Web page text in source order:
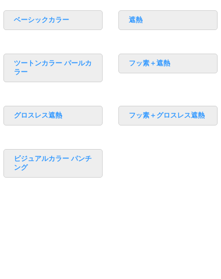
ベーシックカラー 遮熱
ツートンカラー パールカ
ラー
フッ素＋遮熱
グロスレス遮熱 フッ素＋グロスレス遮熱
ビジュアルカラー パンチ
ング